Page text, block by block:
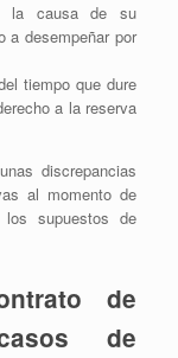
la causa de su
a desempeñar por
tiempo que dure
a la reserva
discrepancias
al momento de
supuestos de
de
de